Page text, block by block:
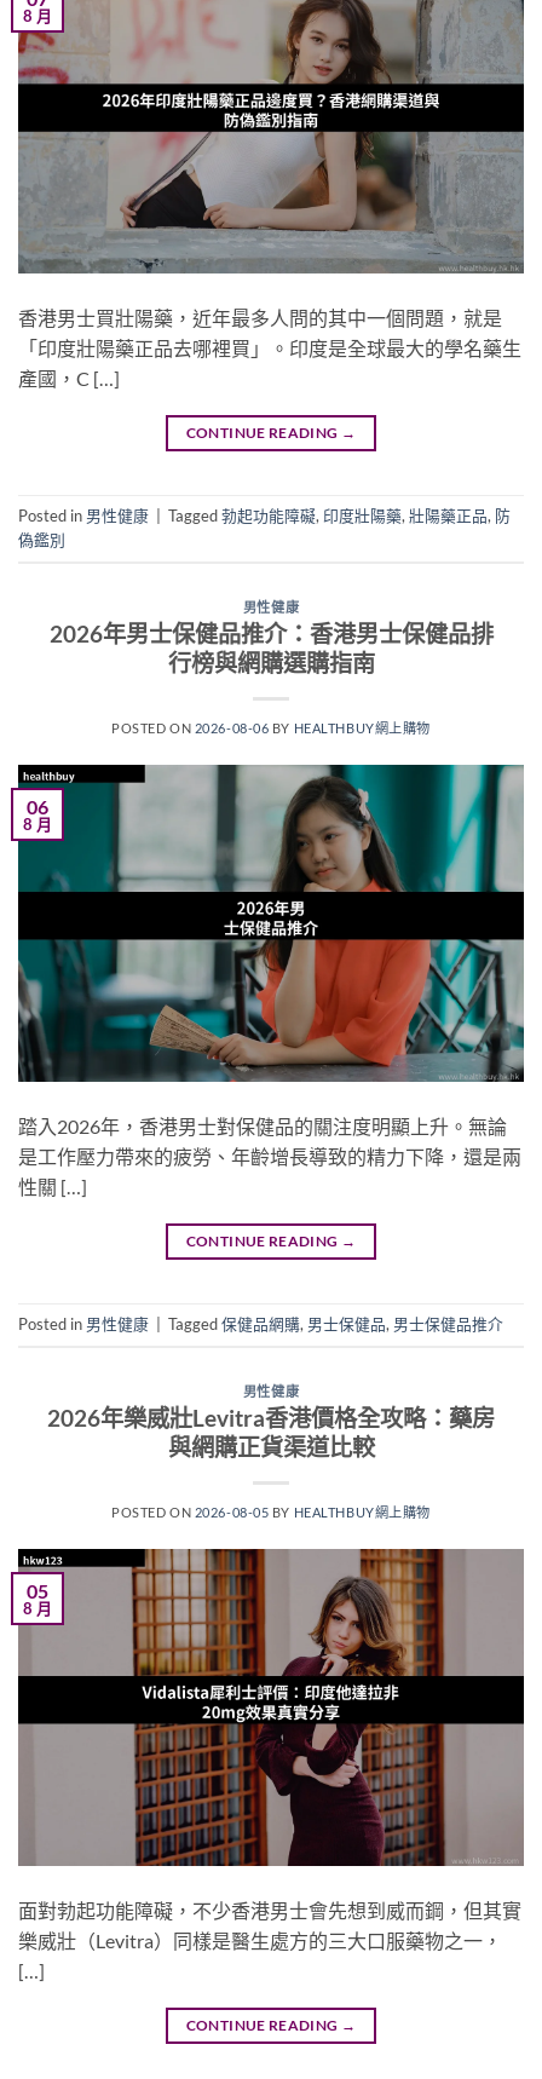
8 月
香港男士買壯陽藥，近年最多人問的其中一個問題，就是
「印度壯陽藥正品去哪裡買」。印度是全球最大的學名藥生
產國，C […]
CONTINUE READING →
Posted in 男性健康 Tagged勃起功能障礙, 印度壯陽藥, 壯陽藥正品, 防
偽鑑別
男性健康
2026年男士保健品推介：香港男士保健品排
行榜與網購選購指南
POSTED ON 2026-08-06 BY HEALTHBUY網上購物
06
8 月
踏入2026年，香港男士對保健品的關注度明顯上升。無論
是工作壓力帶來的疲勞、年齡增長導致的精力下降，還是兩
性關 […]
CONTINUE READING →
Posted in 男性健康 Tagged保健品網購, 男士保健品, 男士保健品推介
男性健康
2026年樂威壯Levitra香港價格全攻略：藥房
與網購正貨渠道比較
POSTED ON 2026-08-05 BY HEALTHBUY網上購物
05
8 月
面對勃起功能障礙，不少香港男士會先想到威而鋼，但其實
樂威壯（Levitra）同樣是醫生處方的三大口服藥物之一，
[…]
CONTINUE READING →